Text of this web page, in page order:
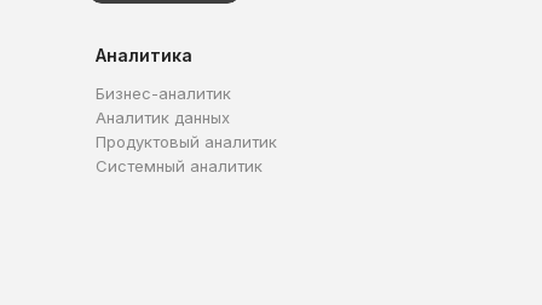
Аналитика
Бизнес-аналитик
Аналитик данных
Продуктовый аналитик
Системный аналитик